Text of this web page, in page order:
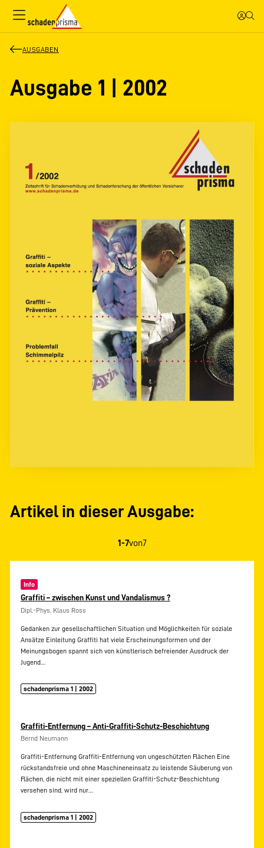
AUSGABEN
Ausgabe 1 | 2002
Artikel in dieser Ausgabe:
1-7von7
Info
Graffiti – zwischen Kunst und Vandalismus ?
Dipl.-Phys. Klaus Ross
Gedanken zur gesellschaftlichen Situation und Möglichkeiten für soziale
Ansätze Einleitung Graffiti hat viele Erscheinungsformen und der
Meinungsbogen spannt sich von künstlerisch befreiender Ausdruck der
Jugend…
schadenprisma 1 | 2002
Graffiti-Entfernung – Anti-Graffiti-Schutz-Beschichtung
Bernd Neumann
Graffiti-Entfernung Graffiti-Entfernung von ungeschützten Flächen Eine
rückstandsfreie und ohne Maschineneinsatz zu leistende Säuberung von
Flächen, die nicht mit einer speziellen Graffiti-Schutz-Beschichtung
versehen sind, wird nur…
schadenprisma 1 | 2002